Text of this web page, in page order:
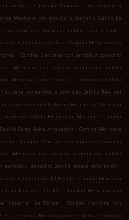
austrias
.
Comida Mexicana con servicio a
Mexicana con servicio a domicilio Saltillo La
con servicio a domicilio Saltillo Country Club
.
Saltillo Las Cabañas . Comida Mexicana con
. Comida Mexicana con servicio a domicilio
Mexicana con servicio a domicilio Saltillo
Mexicana con servicio a domicilio Saltillo
Mexicana con servicio a domicilio Saltillo Real del
a domicilio Saltillo Nuevo Mirasierra 2da Etapa
domicilio Saltillo Residencial Mirador . Comida
Santa Anita Ampliación . Comida Mexicana
. Comida Mexicana con servicio a domicilio
Mexicana con servicio a domicilio Saltillo
servicio a domicilio Saltillo Azteca Ampliación
.
Saltillo Cerro del Pueblo . Comida Mexicana
Espinoza Míreles
. Comida Mexicana con
Industrial las Torres
. Comida Mexicana con
Sur . Comida Mexicana con servicio a domicilio